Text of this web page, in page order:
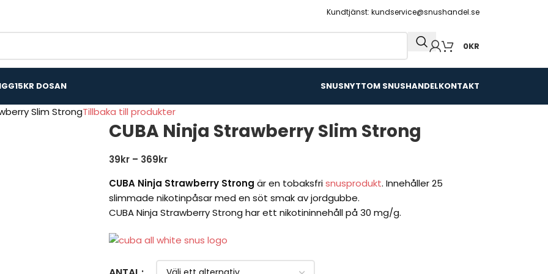
Kundtjänst: kundservice@snushandel.se
0KR
15KR DOSAN SNUSNYTTOM SNUSHANDELKONTAKT
Slim StrongTillbaka till produkter
CUBA Ninja Strawberry Slim Strong
39kr – 369kr
CUBA Ninja Strawberry Strong är en tobaksfrisnusprodukt. Innehåller 25
slimmade nikotinpåsar med en söt smak av jordgubbe.
CUBA Ninja Strawberry Strong har ett nikotininnehåll på 30 mg/g.